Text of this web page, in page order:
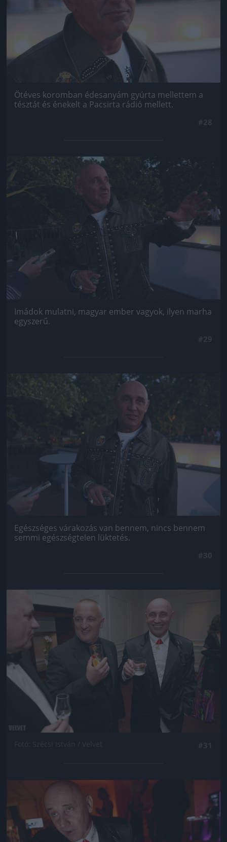
Ötéves koromban édesanyám gyúrta mellettem a
tésztát és énekelt a Pacsirta rádió mellett.
Jön még kép!
Imádok mulatni, magyar ember vagyok, ilyen marha
egyszerű.
Jön még kép!
Egészséges várakozás van bennem, nincs bennem
semmi egészségtelen lüktetés.
Jön még kép!
Jön még kép!